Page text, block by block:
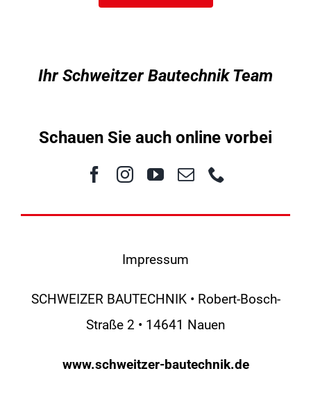
Ihr Schweitzer Bautechnik Team
Schauen Sie auch online vorbei
Impressum
SCHWEIZER BAUTECHNIK • Robert-Bosch-
Straße 2 • 14641 Nauen
www.schweitzer-bautechnik.de